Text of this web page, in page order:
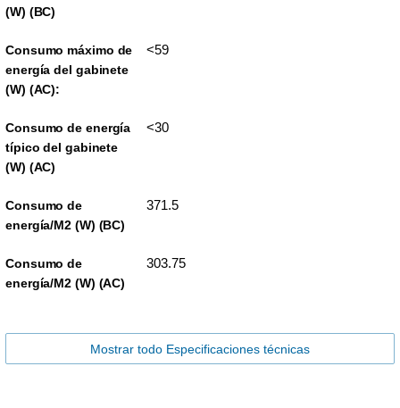
(W) (BC)
Consumo máximo de
energía del gabinete
(W) (AC):
<59
Consumo de energía
típico del gabinete
(W) (AC)
<30
Consumo de
energía/M2 (W) (BC)
371.5
Consumo de
energía/M2 (W) (AC)
303.75
Mostrar todo Especificaciones técnicas